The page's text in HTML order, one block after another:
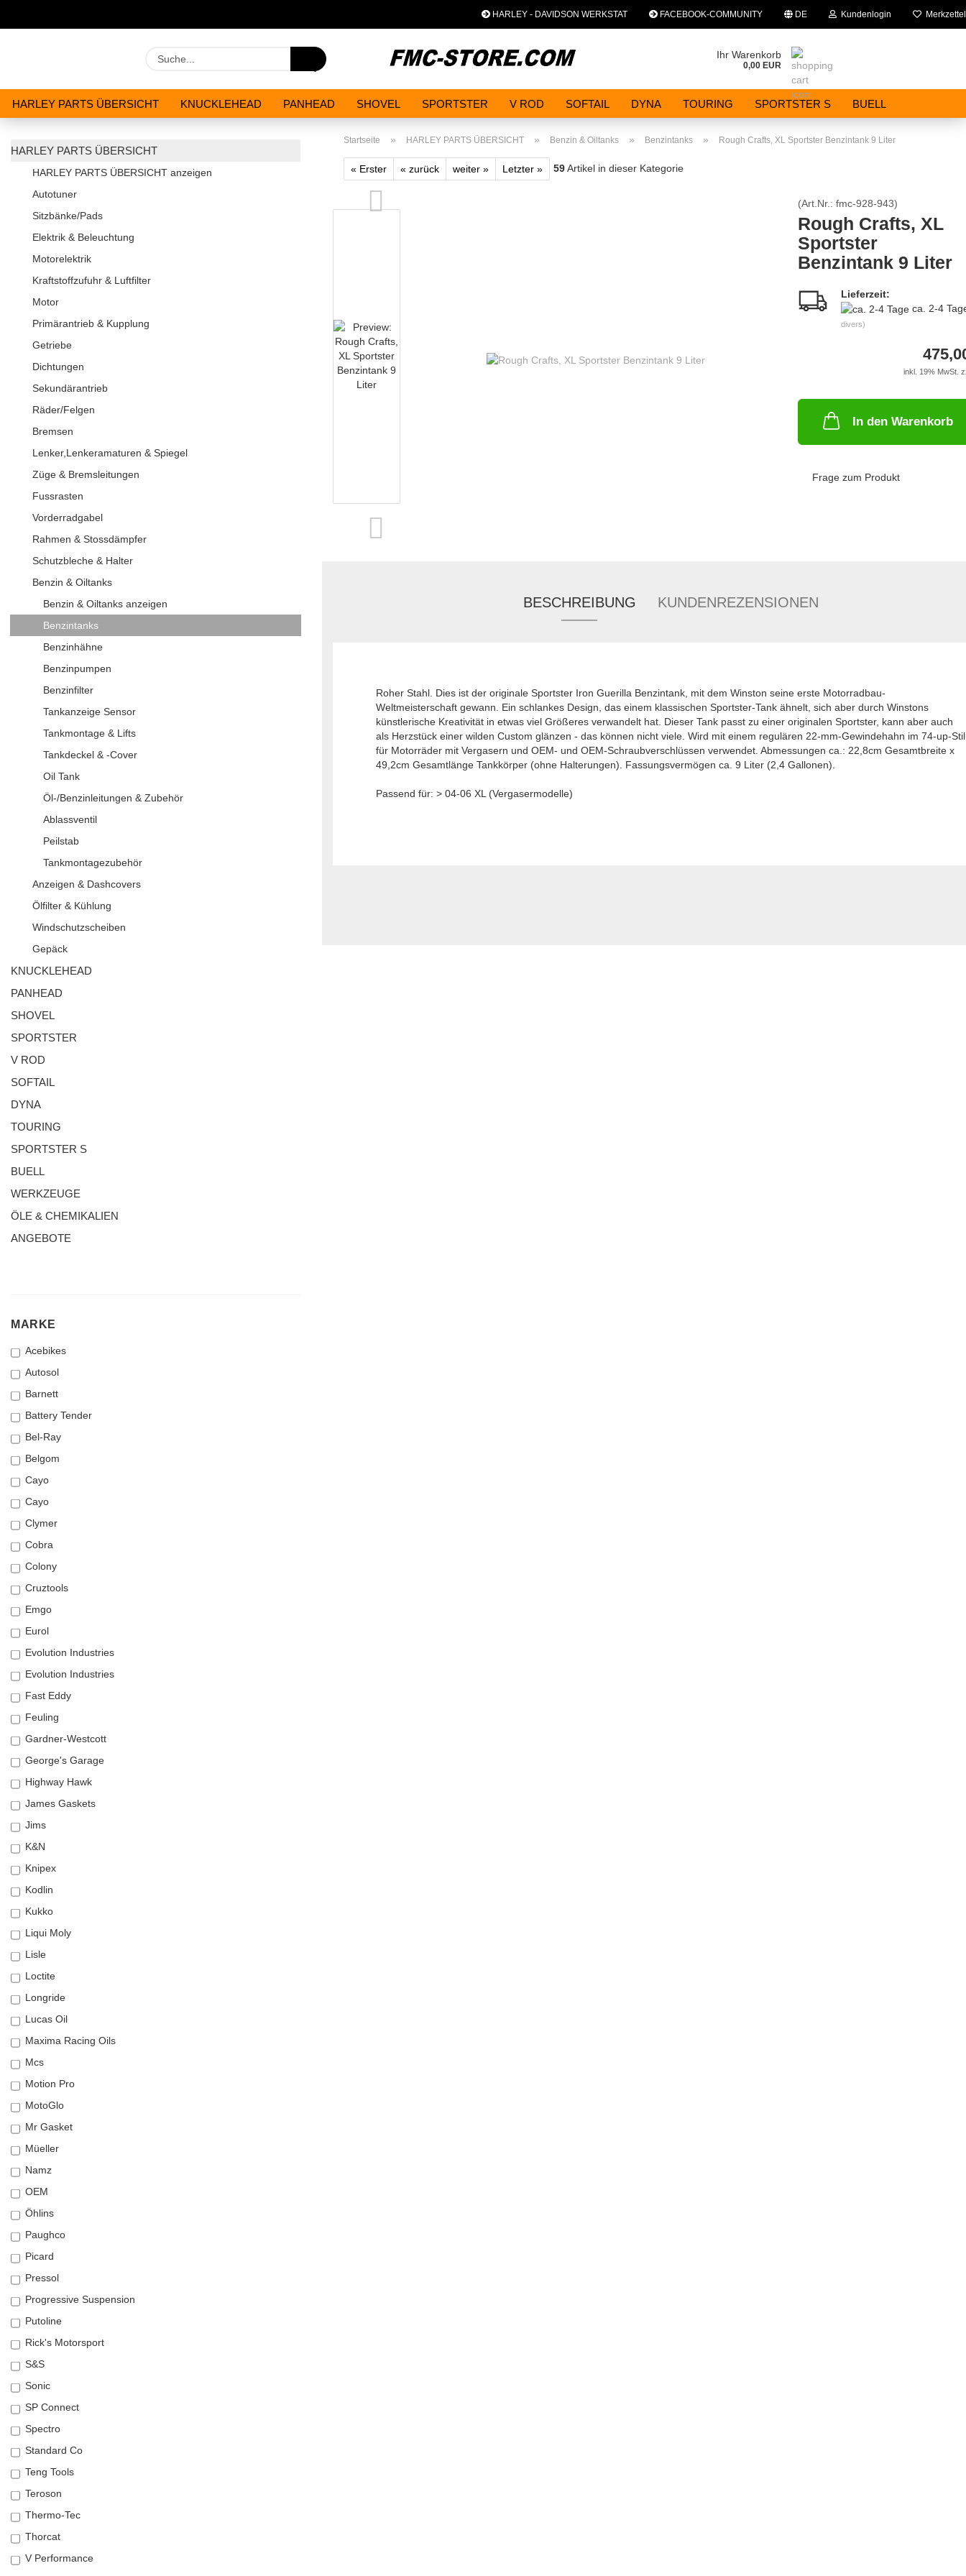
HARLEY - DAVIDSON WERKSTAT FACEBOOK-COMMUNITY DE Kundenlogin Merkzettel
Suche... Ihr Warenkorb
0,00 EUR
HARLEY PARTS ÜBERSICHT KNUCKLEHEAD PANHEAD SHOVEL SPORTSTER V ROD SOFTAIL DYNA TOURING SPORTSTER S BUELL
Startseite » HARLEY PARTS ÜBERSICHT » Benzin & Oiltanks » Benzintanks » Rough Crafts, XL Sportster Benzintank 9 Liter
« Erster « zurück weiter » Letzter » 59Artikel in dieser Kategorie
(Art.Nr.: fmc-928-943)
Rough Crafts, XL
Sportster
Benzintank 9 Liter
Lieferzeit:
ca. 2-4
divers)
inkl. 19% MwSt.
In den Warenkorb
Frage zum Produkt
BESCHREIBUNG KUNDENREZENSIONEN
Roher Stahl. Dies ist der originale Sportster Iron Guerilla Benzintank, mit dem Winston seine erste Motorradbau-
Weltmeisterschaft gewann. Ein schlankes Design, das einem klassischen Sportster-Tank ähnelt, sich aber durch Winstons
künstlerische Kreativität in etwas viel Größeres verwandelt hat. Dieser Tank passt zu einer originalen Sportster, kann aber auch
als Herzstück einer wilden Custom glänzen - das können nicht viele. Wird mit einem regulären 22-mm-Gewindehahn im 74-up-Stil
für Motorräder mit Vergasern und OEM- und OEM-Schraubverschlüssen verwendet. Abmessungen ca.: 22,8cm Gesamtbreite x
49,2cm Gesamtlänge Tankkörper (ohne Halterungen). Fassungsvermögen ca. 9 Liter (2,4 Gallonen).
Passend für: > 04-06 XL (Vergasermodelle)
HARLEY PARTS ÜBERSICHT
HARLEY PARTS ÜBERSICHT anzeigen
Autotuner
Sitzbänke/Pads
Elektrik & Beleuchtung
Motorelektrik
Kraftstoffzufuhr & Luftfilter
Motor
Primärantrieb & Kupplung
Getriebe
Dichtungen
Sekundärantrieb
Räder/Felgen
Bremsen
Lenker,Lenkeramaturen & Spiegel
Züge & Bremsleitungen
Fussrasten
Vorderradgabel
Rahmen & Stossdämpfer
Schutzbleche & Halter
Benzin & Oiltanks
Benzin & Oiltanks anzeigen
Benzintanks
Benzinhähne
Benzinpumpen
Benzinfilter
Tankanzeige Sensor
Tankmontage & Lifts
Tankdeckel & -Cover
Oil Tank
Öl-/Benzinleitungen & Zubehör
Ablassventil
Peilstab
Tankmontagezubehör
Anzeigen & Dashcovers
Ölfilter & Kühlung
Windschutzscheiben
Gepäck
KNUCKLEHEAD
PANHEAD
SHOVEL
SPORTSTER
V ROD
SOFTAIL
DYNA
TOURING
SPORTSTER S
BUELL
WERKZEUGE
ÖLE & CHEMIKALIEN
ANGEBOTE
MARKE
MARKE
Acebikes
Autosol
Barnett
Battery Tender
Bel-Ray
Belgom
Cayo
Cayo
Clymer
Cobra
Colony
Cruztools
Emgo
Eurol
Evolution Industries
Evolution Industries
Fast Eddy
Feuling
Gardner-Westcott
George's Garage
Highway Hawk
James Gaskets
Jims
K&N
Knipex
Kodlin
Kukko
Liqui Moly
Lisle
Loctite
Longride
Lucas Oil
Maxima Racing Oils
Mcs
Motion Pro
MotoGlo
Mr Gasket
Müeller
Namz
OEM
Öhlins
Paughco
Picard
Pressol
Progressive Suspension
Putoline
Rick's Motorsport
S&S
Sonic
SP Connect
Spectro
Standard Co
Teng Tools
Teroson
Thermo-Tec
Thorcat
V Performance